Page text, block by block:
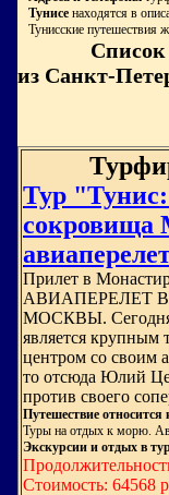
Тунисе находятся в
Тунисские путешествия
Список
из Санкт-
Тур
сокровища
Прилет в
АВИАПЕРЕЛЕТ
МОСКВЫ. Сегодня
является крупным
центром со своим
то отсюда Юлий
против своего
Путешествие относится
Туры на отдых к морю.
Экскурсии и отдых в
Стоимость: 64568